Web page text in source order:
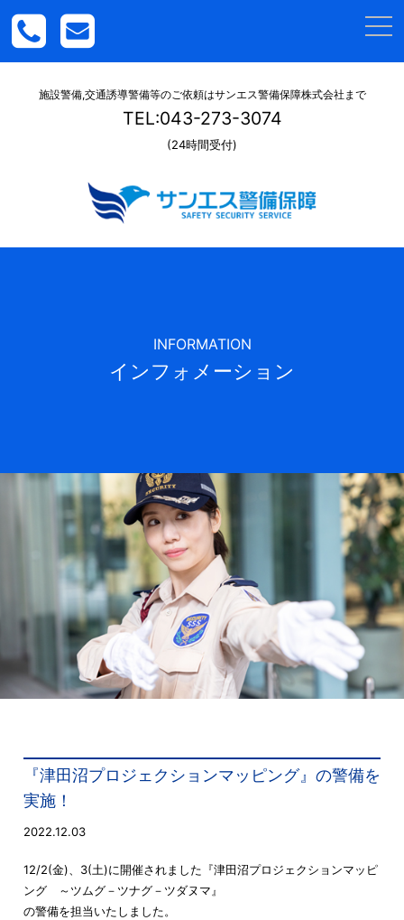
施設警備,交通誘導警備等のご依頼はサンエス警備保障株式会社まで
TEL:043-273-3074
(24時間受付)
INFORMATION
インフォメーション
『津田沼プロジェクションマッピング』の警備を
実施！
2022.12.03
12/2(金)、3(土)に開催されました『津田沼プロジェクションマッピ
ング ～ツムグ－ツナグ－ツダヌマ』
の警備を担当いたしました。